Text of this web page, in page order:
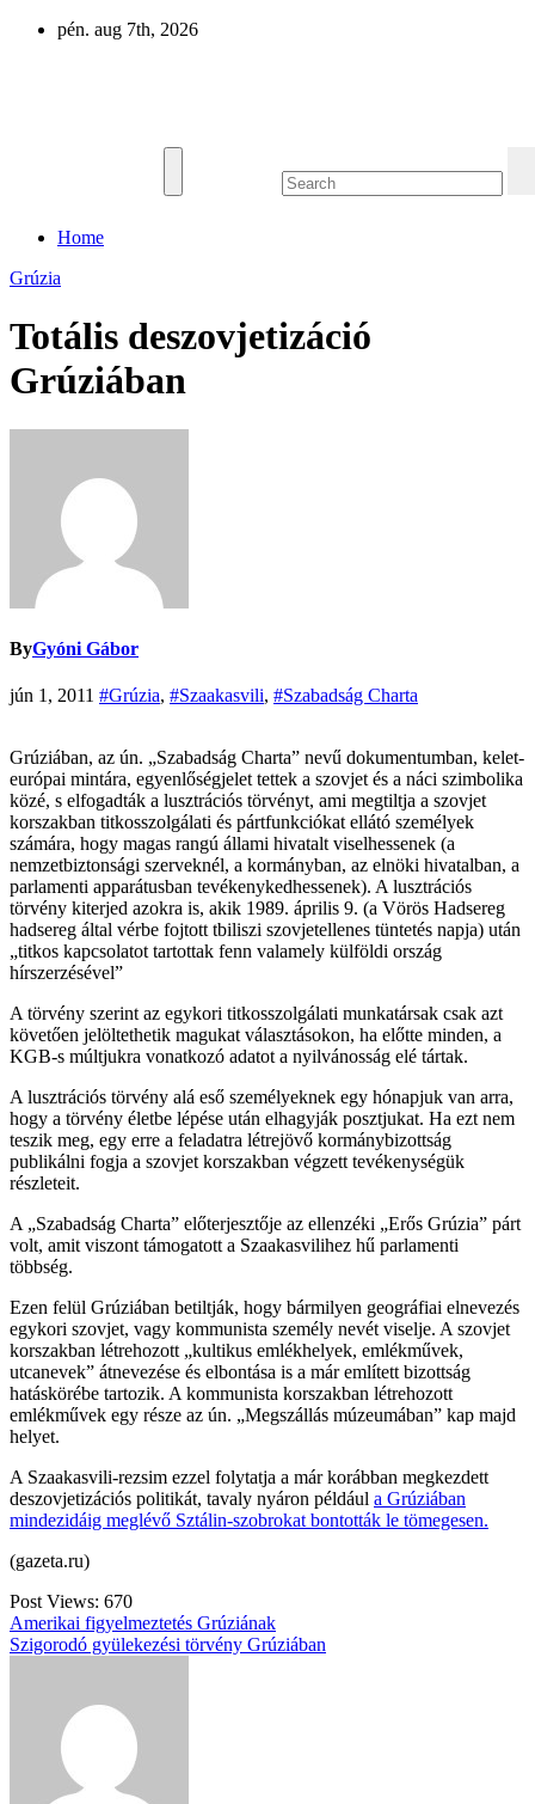
Skip
pén. aug 7th, 2026
Home
Grúzia
Totális deszovjetizáció
Grúziában
ByGyóni Gábor
jún 1, 2011 #Grúzia, #Szaakasvili, #Szabadság Charta
Grúziában, az ún. „Szabadság Charta” nevű dokumentumban, kelet-
európai mintára, egyenlőségjelet tettek a szovjet és a náci szimbolika
közé, s elfogadták a lusztrációs törvényt, ami megtiltja a szovjet
korszakban titkosszolgálati és pártfunkciókat ellátó személyek
számára, hogy magas rangú állami hivatalt viselhessenek (a
nemzetbiztonsági szerveknél, a kormányban, az elnöki hivatalban, a
parlamenti apparátusban tevékenykedhessenek). A lusztrációs
törvény kiterjed azokra is, akik 1989. április 9. (a Vörös Hadsereg
hadsereg által vérbe fojtott tbiliszi szovjetellenes tüntetés napja) után
„titkos kapcsolatot tartottak fenn valamely külföldi ország
hírszerzésével”
A törvény szerint az egykori titkosszolgálati munkatársak csak azt
követően jelöltethetik magukat választásokon, ha előtte minden, a
KGB-s múltjukra vonatkozó adatot a nyilvánosság elé tártak.
A lusztrációs törvény alá eső személyeknek egy hónapjuk van arra,
hogy a törvény életbe lépése után elhagyják posztjukat. Ha ezt nem
teszik meg, egy erre a feladatra létrejövő kormánybizottság
publikálni fogja a szovjet korszakban végzett tevékenységük
részleteit.
A „Szabadság Charta” előterjesztője az ellenzéki „Erős Grúzia” párt
volt, amit viszont támogatott a Szaakasvilihez hű parlamenti
többség.
Ezen felül Grúziában betiltják, hogy bármilyen geográfiai elnevezés
egykori szovjet, vagy kommunista személy nevét viselje. A szovjet
korszakban létrehozott „kultikus emlékhelyek, emlékművek,
utcanevek” átnevezése és elbontása is a már említett bizottság
hatáskörébe tartozik. A kommunista korszakban létrehozott
emlékművek egy része az ún. „Megszállás múzeumában” kap majd
helyet.
A Szaakasvili-rezsim ezzel folytatja a már korábban megkezdett
deszovjetizációs politikát, tavaly nyáron például a Grúziában
mindezidáig meglévő Sztálin-szobrokat bontották le tömegesen.
(gazeta.ru)
Post Views: 670
Bejegyzés
navigáció
Amerikai figyelmeztetés Grúziának
Szigorodó gyülekezési törvény Grúziában